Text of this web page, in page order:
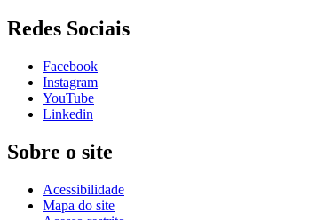
Redes Sociais
Facebook
Instagram
YouTube
Linkedin
Sobre o site
Acessibilidade
Mapa do site